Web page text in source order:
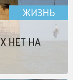
ЖИЗНЬ
НЕТ НА